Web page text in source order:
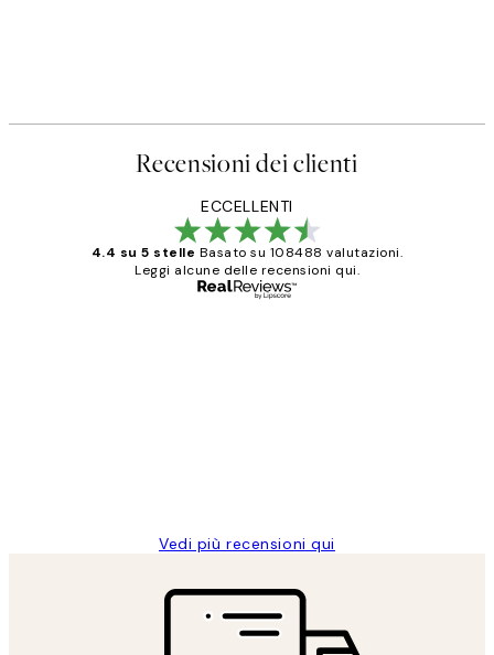
Recensioni dei clienti
ECCELLENTI
4.4 su 5 stelle Basato su 108488 valutazioni.
Leggi alcune delle recensioni qui.
Vedi più recensioni qui